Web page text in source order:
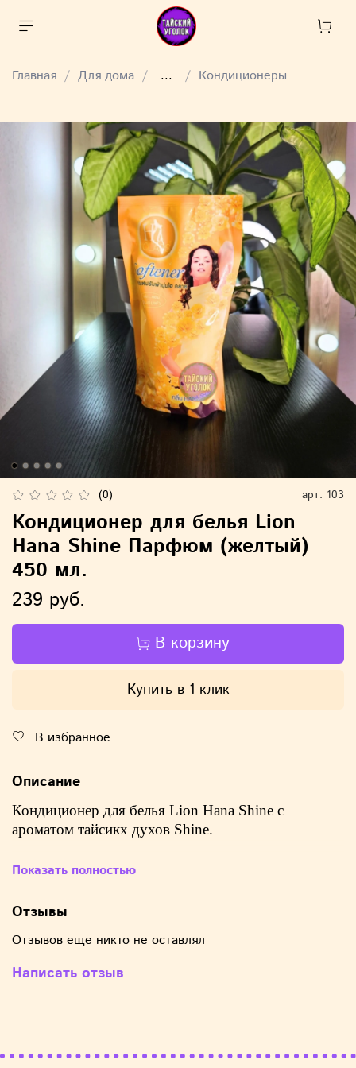
Главная Для дома ... Кондиционеры
(0) арт. 103
Кондиционер для белья Lion
Hana Shine Парфюм (желтый)
450 мл.
239 руб.
В корзину
Купить в 1 клик
В избранное
Описание
Кондиционер для белья Lion Hana Shine с
ароматом тайсикх духов Shine.
Подходит для белого и цветного белья, детского,
Парфюмированный кондиционер ополаскиватель
содержит натуральные арома масла с цветочным
ароматом которые остаются на вашей одежде до
Показать полностью
Отзывы
Отзывов еще никто не оставлял
Написать отзыв